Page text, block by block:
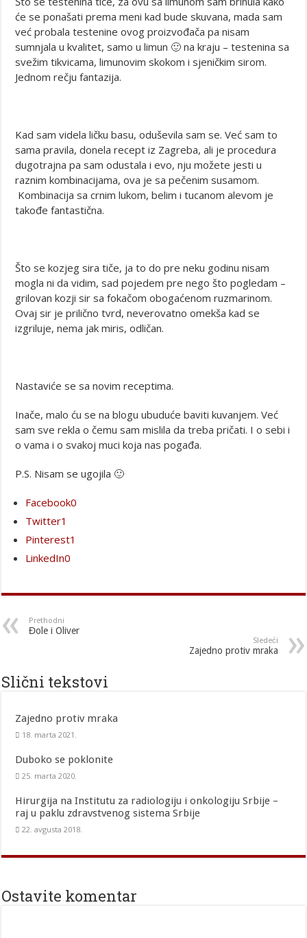
će se ponašati prema meni kad bude skuvana, mada sam
već probala testenine ovog proizvođača pa nisam
sumnjala u kvalitet, samo u limun 🙂 na kraju – testenina sa
svežim tikvicama, limunovim skokom i sjeničkim sirom.
Jednom rečju fantazija.
Kad sam videla ličku basu, oduševila sam se. Već sam to
sama pravila, donela recept iz Zagreba, ali je procedura
dugotrajna pa sam odustala i evo, nju možete jesti u
raznim kombinacijama, ova je sa pečenim susamom.
Kombinacija sa crnim lukom, belim i tucanom alevom je
takođe fantastična.
Što se kozjeg sira tiče, ja to do pre neku godinu nisam
mogla ni da vidim, sad pojedem pre nego što pogledam –
grilovan kozji sir sa fokačom obogaćenom ruzmarinom.
Ovaj sir je prilično tvrd, neverovatno omekša kad se
izgriluje, nema jak miris, odličan.
Nastaviće se sa novim receptima.
Inače, malo ću se na blogu ubuduće baviti kuvanjem. Već
sam sve rekla o čemu sam mislila da treba pričati. I o sebi i
o vama i o svakoj muci koja nas pogađa.
P.S. Nisam se ugojila 🙂
Facebook0
Twitter1
Pinterest1
LinkedIn0
Prethodni
Đole i Oliver
Sledeći
Zajedno protiv mraka
Slični tekstovi
Zajedno protiv mraka
18. marta 2021.
Duboko se poklonite
25. marta 2020.
Hirurgija na Institutu za radiologiju i onkologiju Srbije –
raj u paklu zdravstvenog sistema Srbije
22. avgusta 2018.
Ostavite komentar